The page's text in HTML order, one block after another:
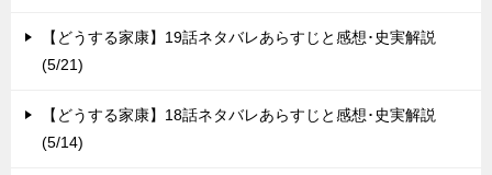
【どうする家康】19話ネタバレあらすじと感想･史実解説
(5/21)
【どうする家康】18話ネタバレあらすじと感想･史実解説
(5/14)